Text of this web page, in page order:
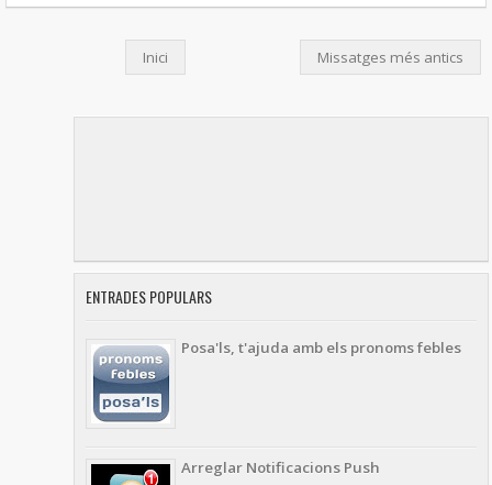
Missatges més antics
Inici
ENTRADES POPULARS
Posa'ls, t'ajuda amb els pronoms febles
Arreglar Notificacions Push